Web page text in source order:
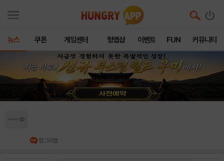
뉴스 쿠폰 게임센터 헝앱샵 이벤트 FUN 커뮤니티
헝그리앱